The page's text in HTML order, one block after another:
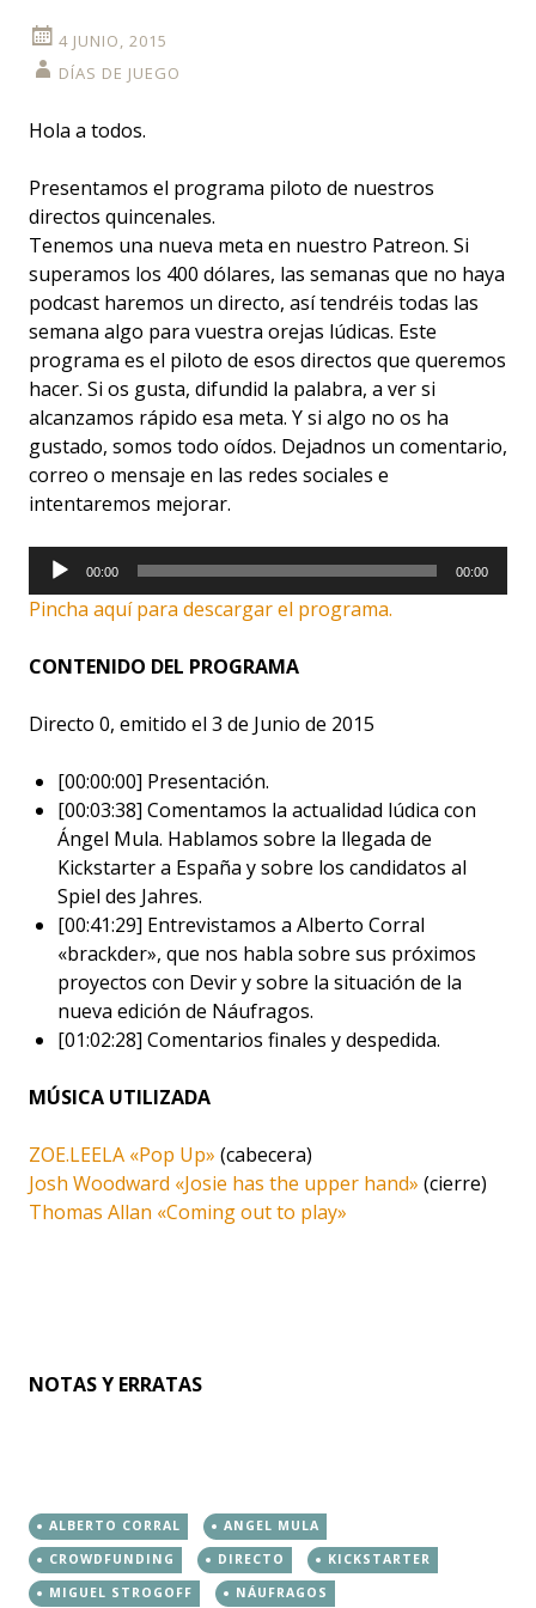
4 JUNIO, 2015
DÍAS DE JUEGO
Hola a todos.
Presentamos el programa piloto de nuestros
directos quincenales.
Tenemos una nueva meta en nuestro Patreon. Si
superamos los 400 dólares, las semanas que no haya
podcast haremos un directo, así tendréis todas las
semana algo para vuestra orejas lúdicas. Este
programa es el piloto de esos directos que queremos
hacer. Si os gusta, difundid la palabra, a ver si
alcanzamos rápido esa meta. Y si algo no os ha
gustado, somos todo oídos. Dejadnos un comentario,
correo o mensaje en las redes sociales e
intentaremos mejorar.
Reproductor
de
audio
00:00 00:00
Pincha aquí para descargar el programa.
CONTENIDO DEL PROGRAMA
Directo 0, emitido el 3 de Junio de 2015
[00:00:00] Presentación.
[00:03:38] Comentamos la actualidad lúdica con
Ángel Mula. Hablamos sobre la llegada de
Kickstarter a España y sobre los candidatos al
Spiel des Jahres.
[00:41:29] Entrevistamos a Alberto Corral
«brackder», que nos habla sobre sus próximos
proyectos con Devir y sobre la situación de la
nueva edición de Náufragos.
[01:02:28] Comentarios finales y despedida.
MÚSICA UTILIZADA
ZOE.LEELA «Pop Up» (cabecera)
Josh Woodward «Josie has the upper hand» (cierre)
Thomas Allan «Coming out to play»
NOTAS Y ERRATAS
ALBERTO CORRAL
ANGEL MULA
CROWDFUNDING
DIRECTO
KICKSTARTER
MIGUEL STROGOFF
NÁUFRAGOS